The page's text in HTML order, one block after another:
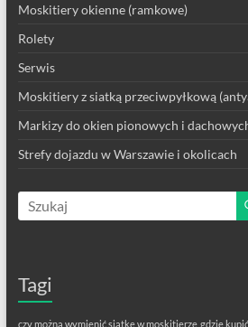
Moskitiery okienne (ramkowe)
Rolety
Serwis
Moskitiery z siatką przeciwpyłkową
Markizy do okien pionowych i
Strefy dojazdu w Warszawie i okolicach
Tagi
czy można wymienić siatkę w moskitierze gdzie